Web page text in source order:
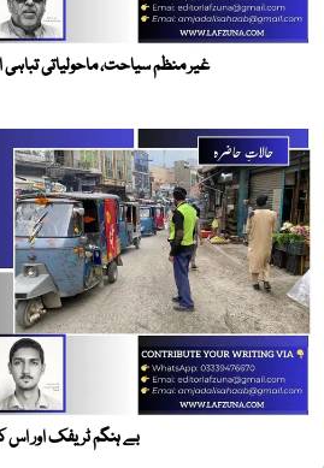
غیر منظم سیاحت، ماحولیاتی تباہی
بے ہنگم ٹریفک اور اس